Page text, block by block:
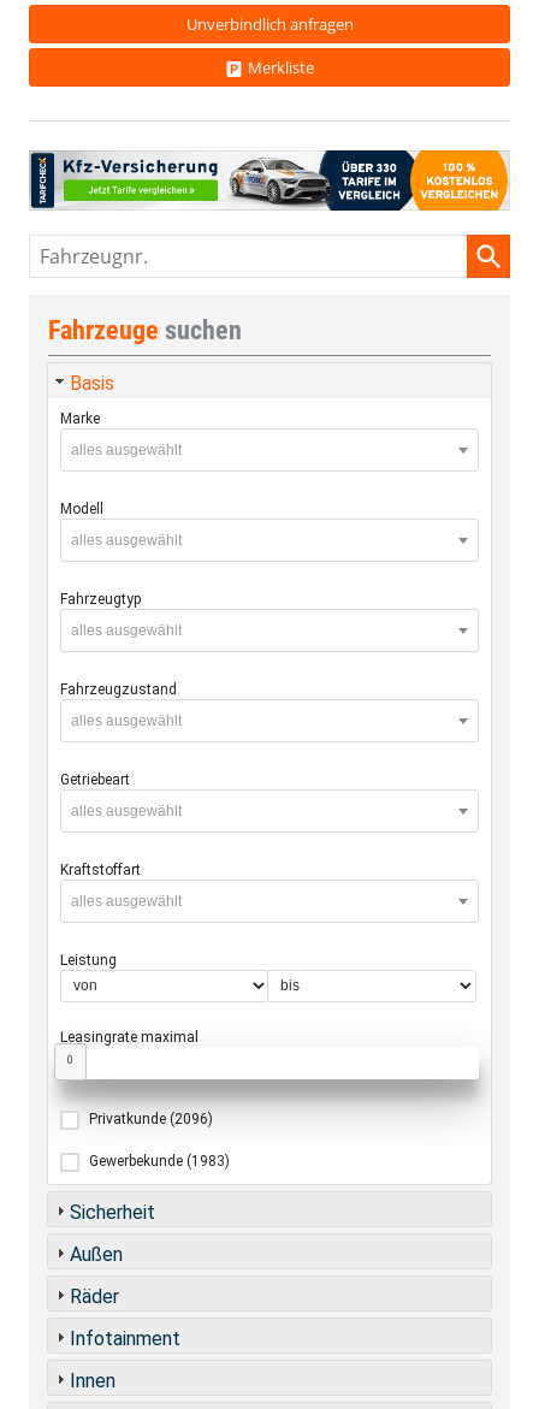
Unverbindlich anfragen
Merkliste
Fahrzeugnr.
Fahrzeuge suchen
Basis
Marke
alles ausgewählt
Modell
alles ausgewählt
Fahrzeugtyp
alles ausgewählt
Fahrzeugzustand
alles ausgewählt
Getriebeart
alles ausgewählt
Kraftstoffart
alles ausgewählt
Leistung
Leasingrate maximal
0
Privatkunde (2096)
Gewerbekunde (1983)
Sicherheit
Außen
Räder
Infotainment
Innen